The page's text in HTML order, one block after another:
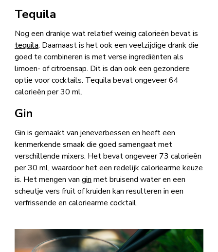
Tequila
Nog een drankje wat relatief weinig calorieën bevat is
tequila. Daarnaast is het ook een veelzijdige drank die
goed te combineren is met verse ingrediënten als
limoen- of citroensap. Dit is dan ook een gezondere
optie voor cocktails. Tequila bevat ongeveer 64
calorieën per 30 ml.
Gin
Gin is gemaakt van jeneverbessen en heeft een
kenmerkende smaak die goed samengaat met
verschillende mixers. Het bevat ongeveer 73 calorieën
per 30 ml, waardoor het een redelijk caloriearme keuze
is. Het mengen van ginmet bruisend water en een
scheutje vers fruit of kruiden kan resulteren in een
verfrissende en caloriearme cocktail.